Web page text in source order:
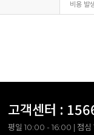
비용 발
고객센터 :
평일 10:00 - 16:00 | 점심